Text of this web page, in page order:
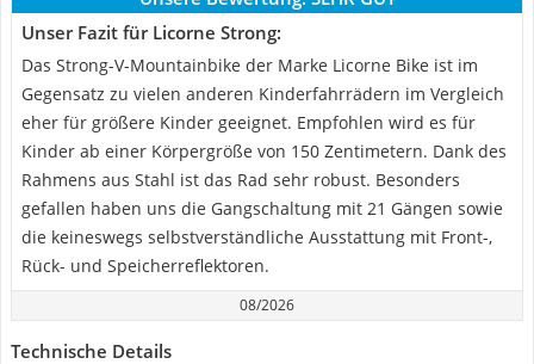
Unser Fazit für Licorne Strong:
Das Strong-V-Mountainbike der Marke Licorne Bike ist im
Gegensatz zu vielen anderen Kinderfahrrädern im Vergleich
eher für größere Kinder geeignet. Empfohlen wird es für
Kinder ab einer Körpergröße von 150 Zentimetern. Dank des
Rahmens aus Stahl ist das Rad sehr robust. Besonders
gefallen haben uns die Gangschaltung mit 21 Gängen sowie
die keineswegs selbstverständliche Ausstattung mit Front-,
Rück- und Speicherreflektoren.
08/2026
Technische Details